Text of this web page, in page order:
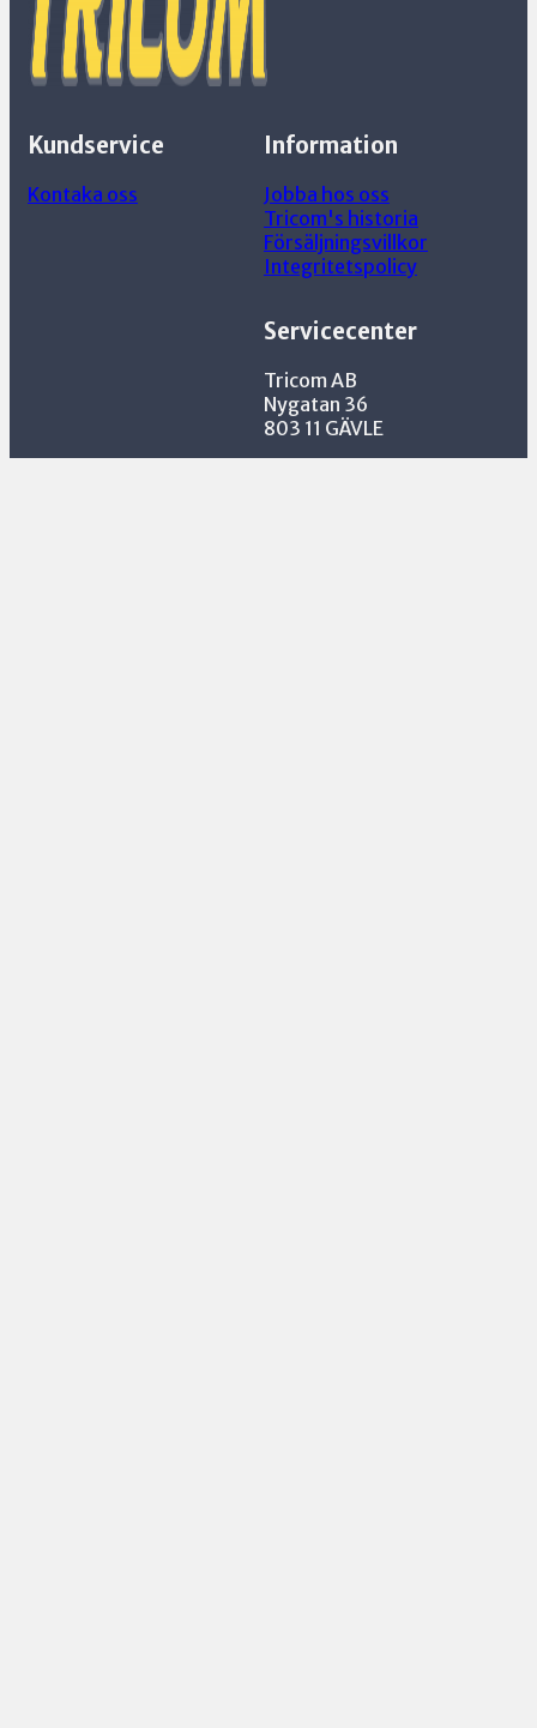
Kundservice
Kontaka oss
Information
Jobba hos oss
Tricom's historia
Försäljningsvillkor
Integritetspolicy
Servicecenter
Tricom AB
Nygatan 36
803 11 GÄVLE